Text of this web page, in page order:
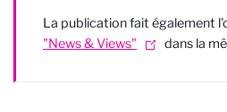
La publication fait également
"News & Views"
dans la